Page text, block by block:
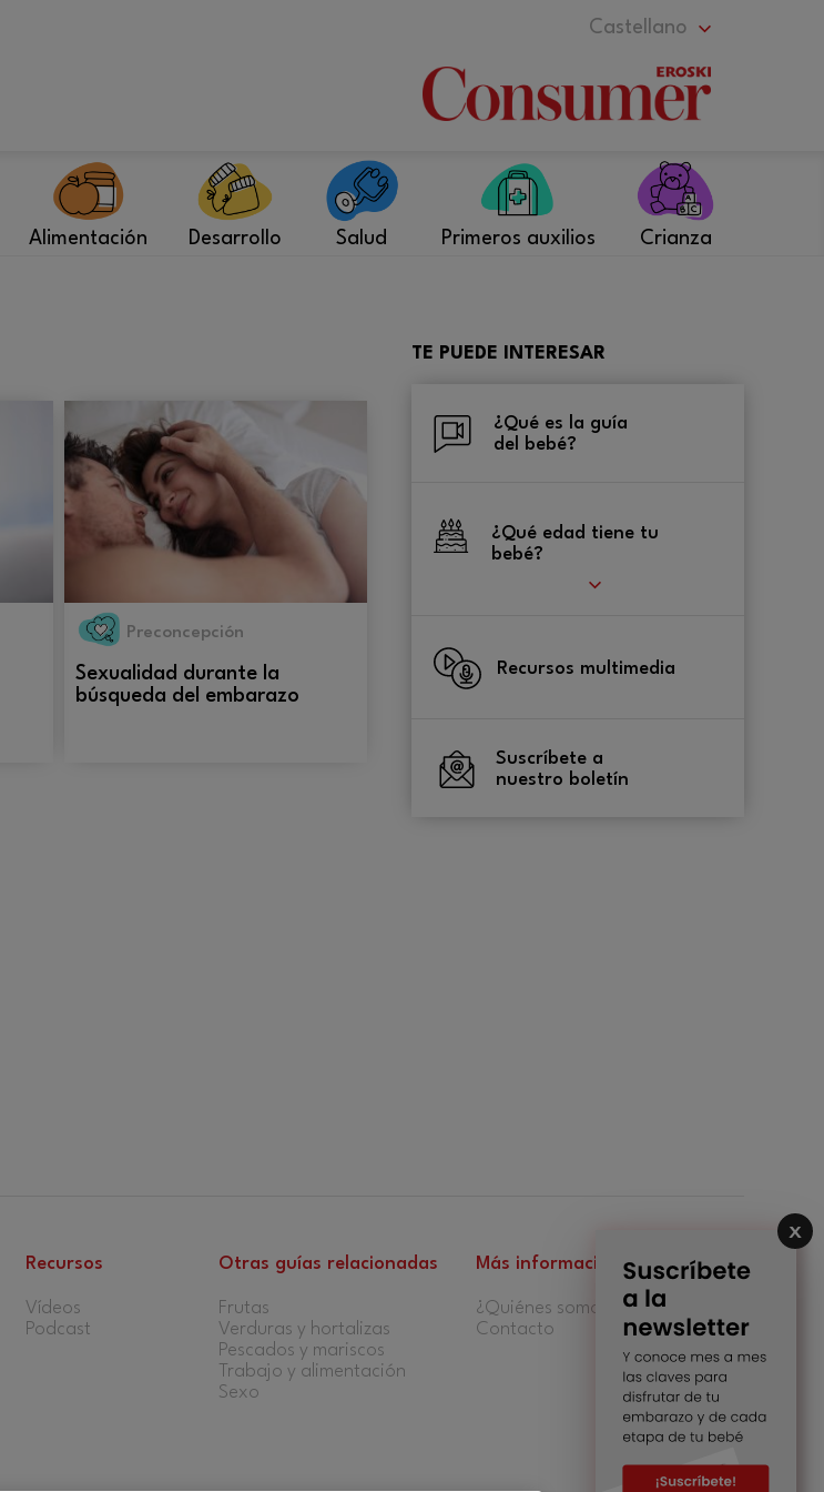
Castellano
Alimentación Desarrollo Salud Primeros auxilios Crianza
Preconcepción
Sexualidad durante la
búsqueda del embarazo
TE PUEDE INTERESAR
¿Qué es la guía
del bebé?
¿Qué edad tiene tu
bebé?
Recursos multimedia
Suscríbete a
nuestro boletín
Recursos
Vídeos
Podcast
Otras guías relacionadas
Frutas
Verduras y hortalizas
Pescados y mariscos
Trabajo y alimentación
Sexo
Más información
¿Quiénes somos?
Contacto